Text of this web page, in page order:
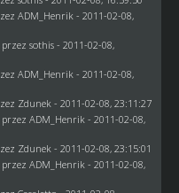
ADM_Henrik - 2011-02-08,
sothis- 2011-02-08,
ADM_Henrik - 2011-02-08,
Zdunek - 2011-02-08, 23:11:27
ADM_Henrik - 2011-02-08,
Zdunek - 2011-02-08, 23:15:01
ADM_Henrik - 2011-02-08,